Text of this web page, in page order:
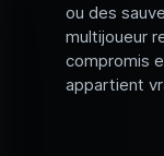
ou des
multijoueur
compromis
appartient